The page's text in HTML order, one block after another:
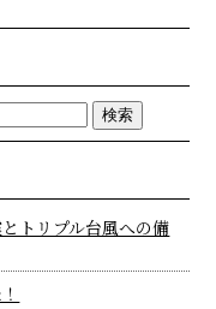
トリプル台風への備